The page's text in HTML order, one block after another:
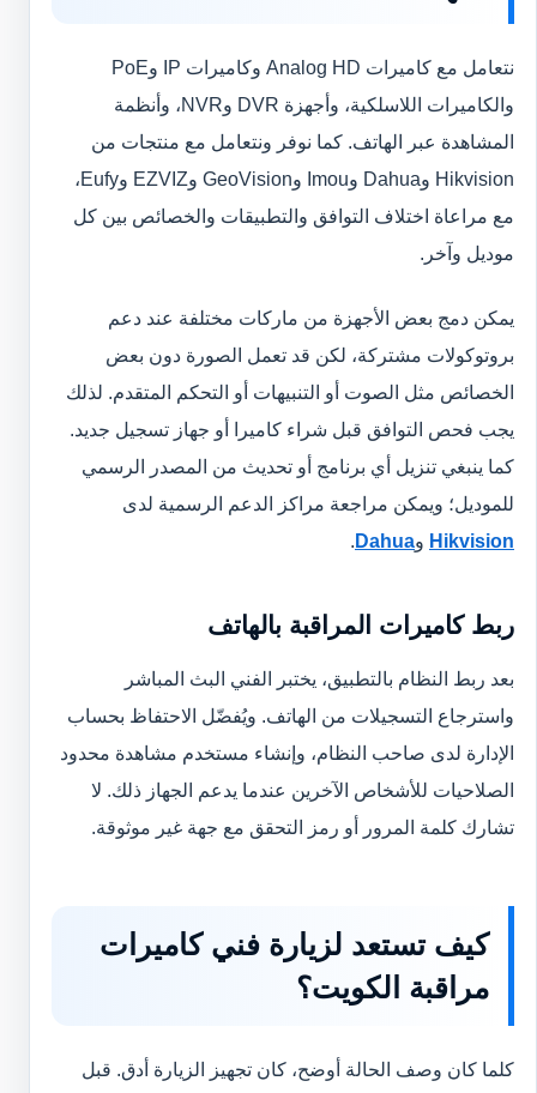
نتعامل مع كاميرات Analog HD وكاميرات IP وPoE
والكاميرات اللاسلكية، وأجهزة DVR وNVR، وأنظمة
المشاهدة عبر الهاتف. كما نوفر ونتعامل مع منتجات من
Hikvision وDahua وImou وGeoVision وEZVIZ وEufy،
مع مراعاة اختلاف التوافق والتطبيقات والخصائص بين كل
موديل وآخر.
يمكن دمج بعض الأجهزة من ماركات مختلفة عند دعم
بروتوكولات مشتركة، لكن قد تعمل الصورة دون بعض
الخصائص مثل الصوت أو التنبيهات أو التحكم المتقدم. لذلك
يجب فحص التوافق قبل شراء كاميرا أو جهاز تسجيل جديد.
كما ينبغي تنزيل أي برنامج أو تحديث من المصدر الرسمي
للموديل؛ ويمكن مراجعة مراكز الدعم الرسمية لدى
Hikvision وDahua
.
ربط كاميرات المراقبة بالهاتف
بعد ربط النظام بالتطبيق، يختبر الفني البث المباشر
واسترجاع التسجيلات من الهاتف. ويُفضّل الاحتفاظ بحساب
الإدارة لدى صاحب النظام، وإنشاء مستخدم مشاهدة محدود
الصلاحيات للأشخاص الآخرين عندما يدعم الجهاز ذلك. لا
تشارك كلمة المرور أو رمز التحقق مع جهة غير موثوقة.
كيف تستعد لزيارة فني كاميرات
مراقبة الكويت؟
كلما كان وصف الحالة أوضح، كان تجهيز الزيارة أدق. قبل